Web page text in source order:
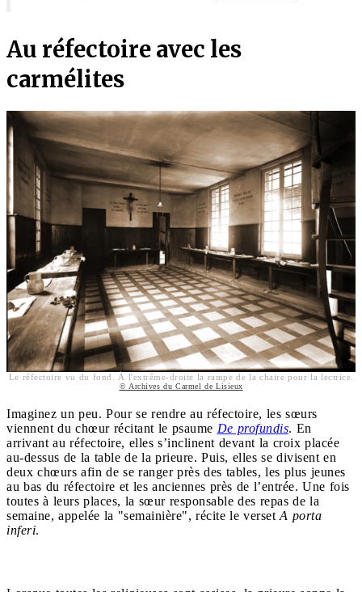
Au réfectoire avec les
carmélites
Le réfectoire vu du fond. À l'extrême-droite la rampe de la chaire pour la lectrice.
© Archives du Carmel de Lisieux
Imaginez un peu. Pour se rendre au réfectoire, les sœurs
viennent du chœur récitant le psaume De profundis. En
arrivant au réfectoire, elles s’inclinent devant la croix placée
au-dessus de la table de la prieure. Puis, elles se divisent en
deux chœurs afin de se ranger près des tables, les plus jeunes
au bas du réfectoire et les anciennes près de l’entrée. Une fois
toutes à leurs places, la sœur responsable des repas de la
semaine, appelée la "semainière", récite le verset A porta
inferi.